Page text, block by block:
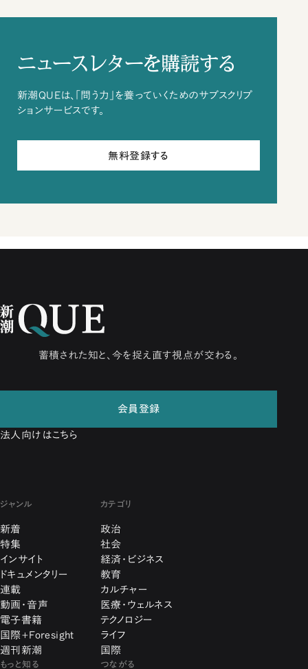
ニュースレターを購読する
新潮QUEは、「問う力」を養っていくためのサブスクリプ
ションサービスです。
無料登録する
蓄積された知と、今を捉え直す視点が交わる。
会員登録
法人向けはこちら
ジャンル
新着
特集
インサイト
ドキュメンタリー
連載
動画・音声
電子書籍
国際+Foresight
週刊新潮
カテゴリ
政治
社会
経済・ビジネス
教育
カルチャー
医療・ウェルネス
テクノロジー
ライフ
国際
もっと知る つながる